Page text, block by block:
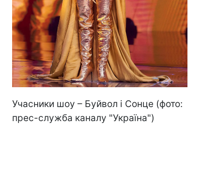
Учасники шоу – Буйвол і Сонце (фото:
прес-служба каналу "Україна")